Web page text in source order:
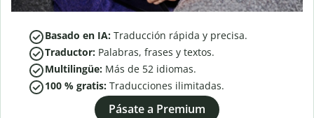
Basado en IA: Traducción rápida y precisa.
Traductor: Palabras, frases y textos.
Multilingüe: Más de 52 idiomas.
100 % gratis: Traducciones ilimitadas.
Pásate a Premium